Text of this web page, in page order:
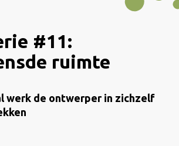
#11:
ruimte
werk de ontwerper in zichzelf